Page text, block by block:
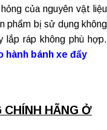
của nguyên vật liệu
phẩm bị sử dụng không
lắp ráp không phù hợp.
hành bánh xe đẩy
HÃNG Ở